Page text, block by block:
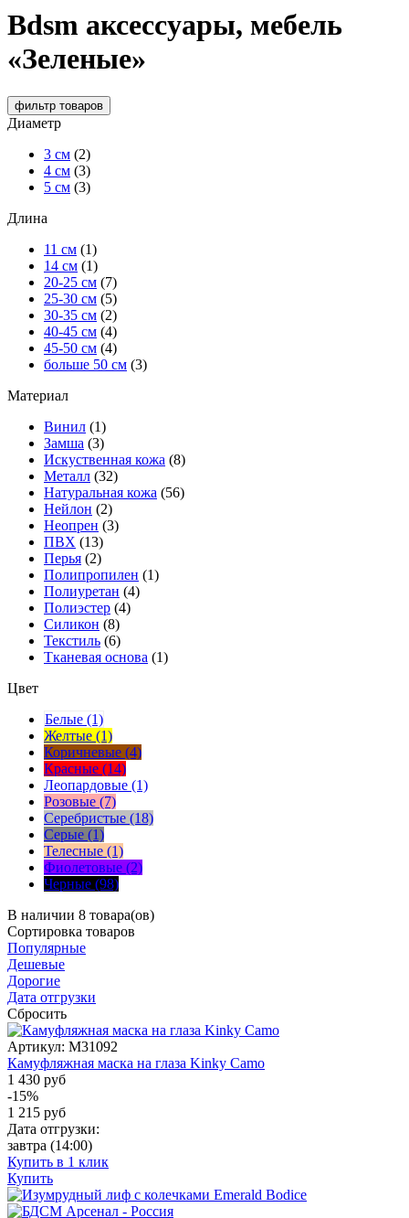
Bdsm аксессуары, мебель
«Зеленые»
фильтр товаров
Диаметр
3 см (2)
4 см (3)
5 см (3)
Длина
11 см (1)
14 см (1)
20-25 см (7)
25-30 см (5)
30-35 см (2)
40-45 см (4)
45-50 см (4)
больше 50 см (3)
Материал
Винил (1)
Замша (3)
Искуственная кожа (8)
Металл (32)
Натуральная кожа (56)
Нейлон (2)
Неопрен (3)
ПВХ (13)
Перья (2)
Полипропилен (1)
Полиуретан (4)
Полиэстер (4)
Силикон (8)
Текстиль (6)
Тканевая основа (1)
Цвет
Белые (1)
Желтые (1)
Коричневые (4)
Красные (14)
Леопардовые (1)
Розовые (7)
Серебристые (18)
Серые (1)
Телесные (1)
Фиолетовые (2)
Черные (98)
В наличии 8 товара(ов)
Сортировка товаров
Популярные
Дешевые
Дорогие
Дата отгрузки
Сбросить
Артикул: M31092
Камуфляжная маска на глаза Kinky Camo
1 430 руб
-15%
1 215 руб
Дата отгрузки:
завтра (14:00)
Купить в 1 клик
Купить